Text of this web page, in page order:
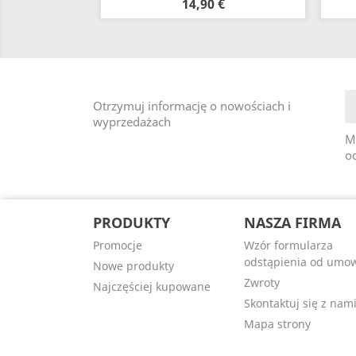
14,90 €
Otrzymuj informację o nowościach i
wyprzedażach
PRODUKTY
Promocje
Nowe produkty
Najczęściej kupowane
NASZA FIRMA
Wzór formularza
odstąpienia od
Zwroty
Skontaktuj się z nami
Mapa strony